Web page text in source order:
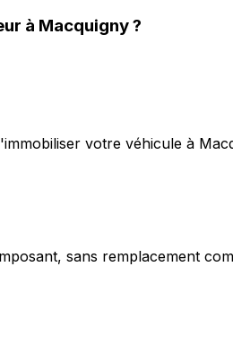
à Macquigny?
votre véhicule à
sans remplacement